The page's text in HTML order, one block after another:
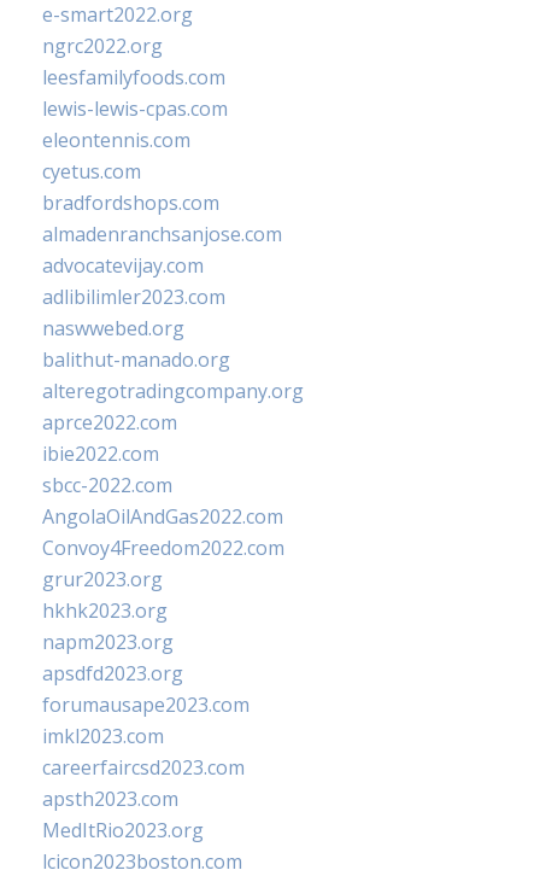
e-smart2022.org
ngrc2022.org
leesfamilyfoods.com
lewis-lewis-cpas.com
eleontennis.com
cyetus.com
bradfordshops.com
almadenranchsanjose.com
advocatevijay.com
adlibilimler2023.com
naswwebed.org
balithut-manado.org
alteregotradingcompany.org
aprce2022.com
ibie2022.com
sbcc-2022.com
AngolaOilAndGas2022.com
Convoy4Freedom2022.com
grur2023.org
hkhk2023.org
napm2023.org
apsdfd2023.org
forumausape2023.com
imkl2023.com
careerfaircsd2023.com
apsth2023.com
MedItRio2023.org
lcicon2023boston.com